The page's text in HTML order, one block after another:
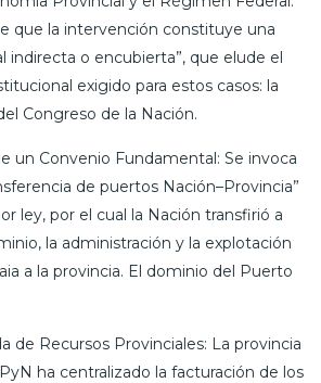
que la intervención constituye una
indirecta o encubierta”, que elude el
exigido para estos casos: la
Congreso de la Nación.
un Convenio Fundamental: Se invoca
de puertos Nación–Provincia”
ley, por el cual la Nación transfirió a
la administración y la explotación
a la provincia. El dominio del Puerto
de Recursos Provinciales: La provincia
ha centralizado la facturación de los